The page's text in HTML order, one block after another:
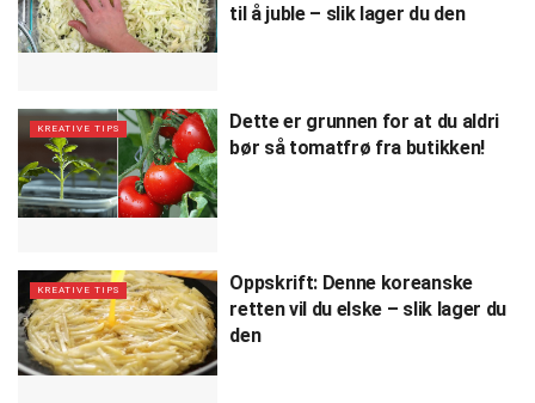
til å juble – slik lager du den
KREATIVE TIPS
Dette er grunnen for at du aldri
bør så tomatfrø fra butikken!
KREATIVE TIPS
Oppskrift: Denne koreanske
retten vil du elske – slik lager du
den